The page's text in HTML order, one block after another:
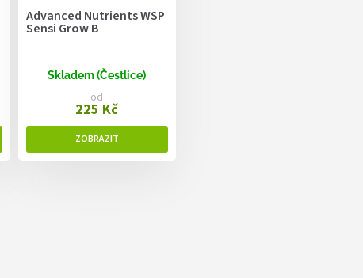
Advanced Nutrients WSP
Sensi Grow B
Skladem (Čestlice)
od
225 Kč